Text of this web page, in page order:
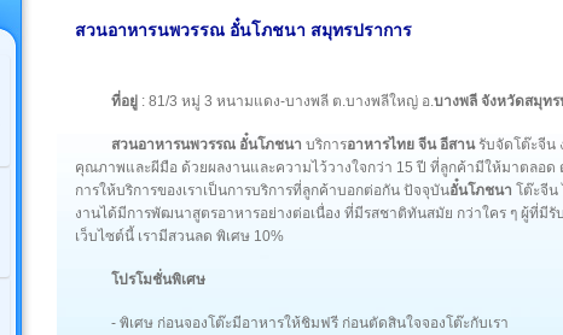
สวนอาหารนพวรรณ อั๋นโภชนา สมุทรปราการ
ที่อยู่ : 81/3 หมู่ 3 หนามแดง-บางพลี ต.บางพลีใหญ่ อ. บางพลี จังหวัดสมุท
สวนอาหารนพวรรณ อั๋นโภชนา บริการอาหารไทย จีน อีสานรับจัดโต๊ะจีน
คุณภาพและผีมือ ด้วยผลงานและความไว้วางใจกว่า 15 ปี ที่ลูกค้ามีให้มาตลอ
การให้บริการของเราเป็นการบริการที่ลูกค้าบอกต่อกัน ปัจจุบันอั๋นโภชนา โต๊ะจี
งานได้มีการพัฒนาสูตรอาหารอย่างต่อเนื่อง ที่มีรสชาติทันสมัย กว่าใคร ๆ ผู้ที่มีรั
เว็บไซต์นี้ เรามีสวนลด พิเศษ 10%
โปรโมชั่นพิเศษ
- พิเศษ ก่อนจองโต๊ะมีอาหารให้ชิมฟรี ก่อนตัดสินใจจองโต๊ะกับเรา